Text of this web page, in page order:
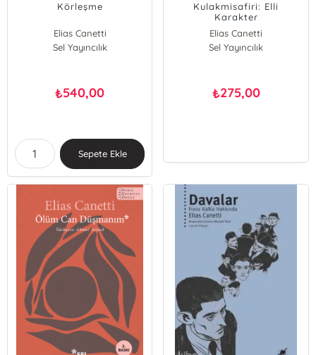
Körleşme
Elias Canetti
Sel Yayıncılık
₺540,00
Sepete Ekle
Kulakmisafiri: Elli
Karakter
Elias Canetti
Sel Yayıncılık
₺275,00